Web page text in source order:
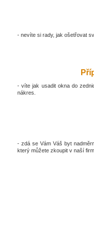
- nevíte si rady, jak ošetřovat
- víte jak usadit okna do
nákres.
- zdá se Vám Váš byt
který můžete zkoupit v naší